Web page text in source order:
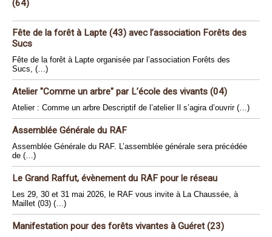
(64)
Fête de la forêt à Lapte (43) avec l’association Forêts des
Sucs
Fête de la forêt à Lapte organisée par l’association Forêts des
Sucs, (…)
Atelier "Comme un arbre" par L’école des vivants (04)
Atelier : Comme un arbre Descriptif de l’atelier Il s’agira d’ouvrir (…)
Assemblée Générale du RAF
Assemblée Générale du RAF. L’assemblée générale sera précédée
de (…)
Le Grand Raffut, évènement du RAF pour le réseau
Les 29, 30 et 31 mai 2026, le RAF vous invite à La Chaussée, à
Maillet (03) (…)
Manifestation pour des forêts vivantes à Guéret (23)